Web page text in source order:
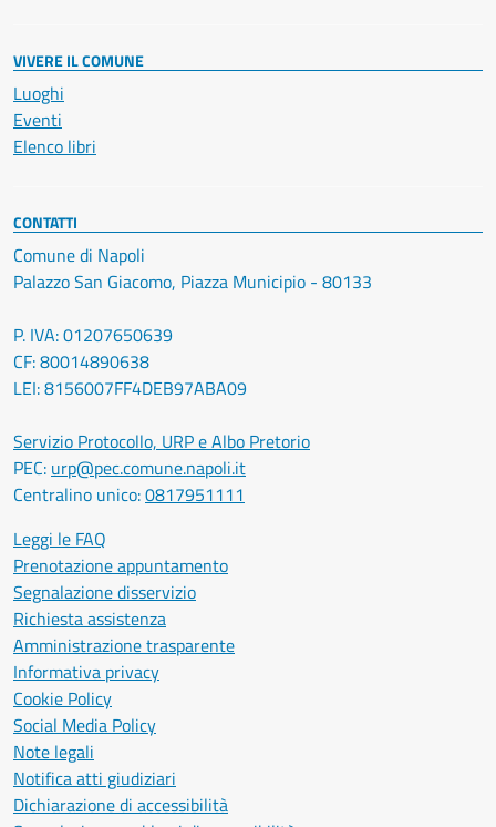
VIVERE IL COMUNE
Luoghi
Eventi
Elenco libri
CONTATTI
Comune di Napoli
Palazzo San Giacomo, Piazza Municipio - 80133
P. IVA: 01207650639
CF: 80014890638
LEI: 8156007FF4DEB97ABA09
Servizio Protocollo, URP e Albo Pretorio
PEC: urp@pec.comune.napoli.it
Centralino unico:0817951111
Leggi le FAQ
Prenotazione appuntamento
Segnalazione disservizio
Richiesta assistenza
Amministrazione trasparente
Informativa privacy
Cookie Policy
Social Media Policy
Note legali
Notifica atti giudiziari
Dichiarazione di accessibilità